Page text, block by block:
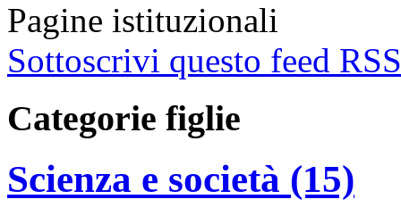
Pagine istituzionali
Sottoscrivi questo feed RSS
Categorie figlie
Scienza e società (15)